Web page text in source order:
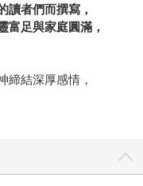
讀者們而撰寫，
富足與家庭圓滿，
締結深厚感情，